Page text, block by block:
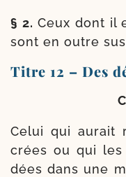
§ 2. Ceux dont il
sont en outre
Titre 12 – Des
Celui qui aurait
crées ou qui
dées dans une